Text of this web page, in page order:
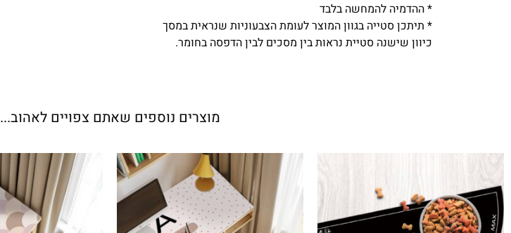
* ההדמיה להמחשה בלבד
* תיתכן סטייה בגוון המוצר לעומת הצבעוניות שנראית במסך
כיוון שישנה סטיית נראות בין מסכים לבין הדפסה בחומר.
מוצרים נוספים שאתם צפויים לאהוב...